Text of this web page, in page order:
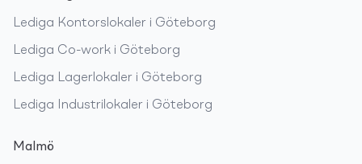
Lediga Kontorslokaler i Göteborg
Lediga Co-work i Göteborg
Lediga Lagerlokaler i Göteborg
Lediga Industrilokaler i Göteborg
Malmö